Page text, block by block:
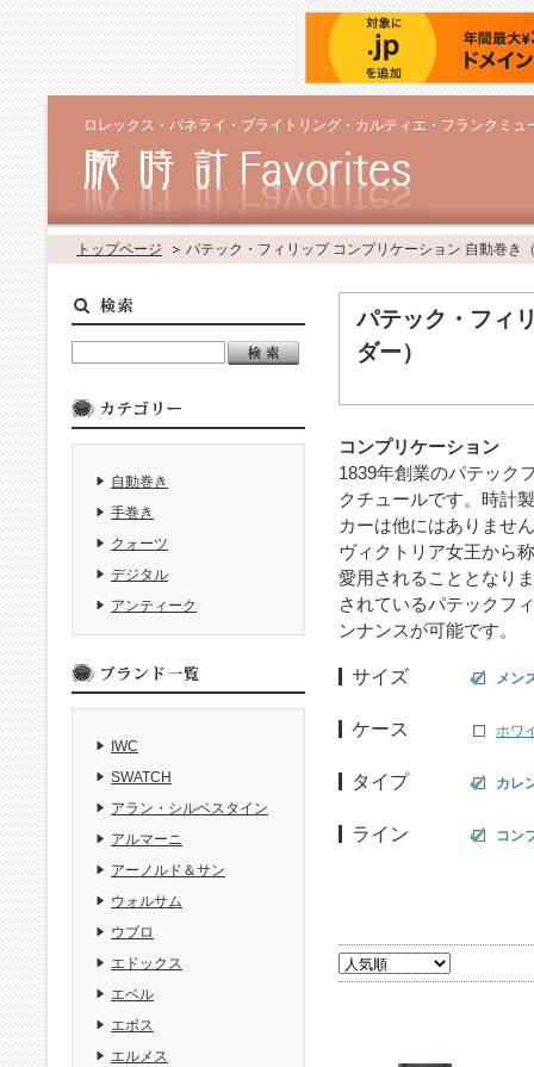
ロレックス・パネライ・ブライトリング・カルティエ・フランクミ
トップページ パテック・フィリップ コンプリケーション 自動巻き
パテック・フィ
ダー）
コンプリケーション
1839年創業のパテック
クチュールです。時計
カーは他にはありませ
ヴィクトリア女王から
愛用されることとなり
されているパテックフ
ンナンスが可能です。
サイズ メン
ケース ホワ
タイプ カレ
ライン コン
自動巻き
手巻き
クォーツ
デジタル
アンティーク
IWC
SWATCH
アラン・シルベスタイン
アルマーニ
アーノルド＆サン
ウォルサム
ウブロ
エドックス
エベル
エポス
エルメス